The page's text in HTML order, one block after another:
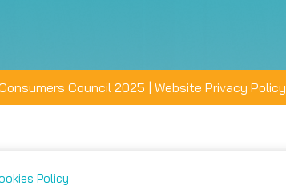
Council 2025 | Website Privacy Policy
Policy
าความเป็นส่วนตัวได้